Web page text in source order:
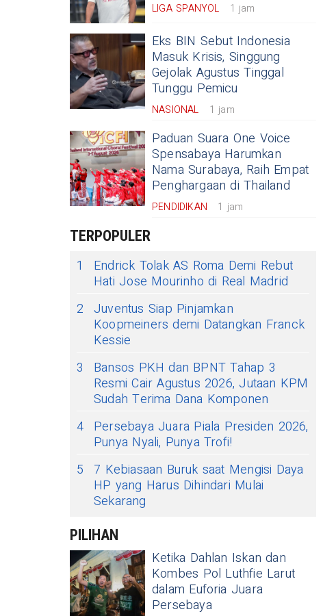
LIGA SPANYOL 1 jam
Eks BIN Sebut Indonesia
Masuk Krisis, Singgung
Gejolak Agustus Tinggal
Tunggu Pemicu
NASIONAL 1 jam
Paduan Suara One Voice
Spensabaya Harumkan
Nama Surabaya, Raih Empat
Penghargaan di Thailand
PENDIDIKAN 1 jam
TERPOPULER
1
Endrick Tolak AS Roma Demi Rebut
Hati Jose Mourinho di Real Madrid
2 Juventus Siap Pinjamkan
Koopmeiners demi Datangkan Franck
Kessie
3
Bansos PKH dan BPNT Tahap 3
Resmi Cair Agustus 2026, Jutaan KPM
Sudah Terima Dana Komponen
4 Persebaya Juara Piala Presiden 2026,
Punya Nyali, Punya Trofi!
5
7 Kebiasaan Buruk saat Mengisi Daya
HP yang Harus Dihindari Mulai
Sekarang
PILIHAN
Ketika Dahlan Iskan dan
Kombes Pol Luthfie Larut
dalam Euforia Juara
Persebaya